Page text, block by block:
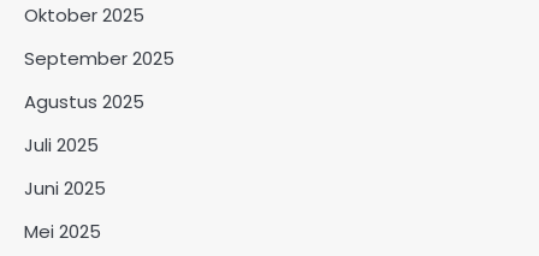
Oktober 2025
September 2025
Agustus 2025
Juli 2025
Juni 2025
Mei 2025